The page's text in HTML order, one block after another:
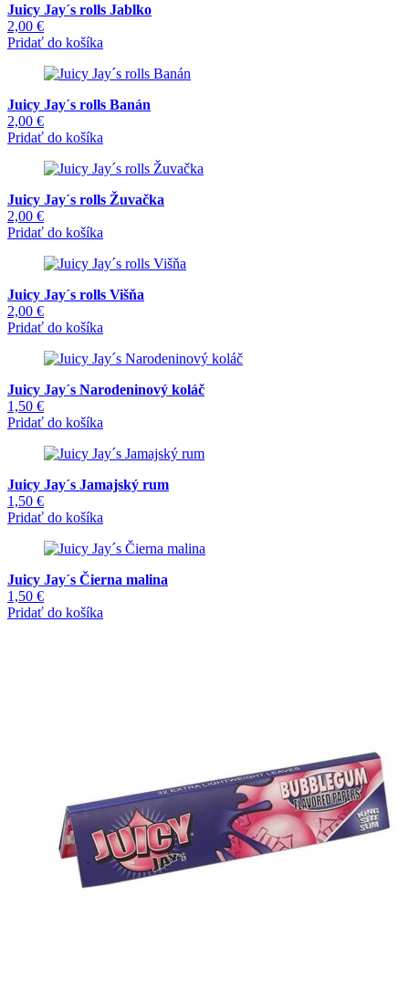
Juicy Jay´s rolls Jablko
2,00 €
Pridať do košíka
Juicy Jay´s rolls Banán
2,00 €
Pridať do košíka
Juicy Jay´s rolls Žuvačka
2,00 €
Pridať do košíka
Juicy Jay´s rolls Višňa
2,00 €
Pridať do košíka
Juicy Jay´s Narodeninový koláč
1,50 €
Pridať do košíka
Juicy Jay´s Jamajský rum
1,50 €
Pridať do košíka
Juicy Jay´s Čierna malina
1,50 €
Pridať do košíka